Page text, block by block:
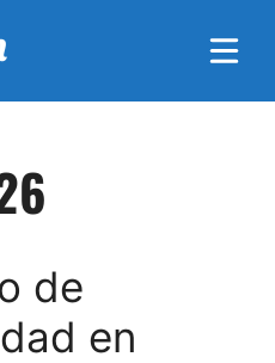
de
en